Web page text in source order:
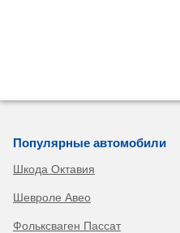
Популярные автомобили
Шкода Октавия
Шевроле Авео
Фольксваген Пассат